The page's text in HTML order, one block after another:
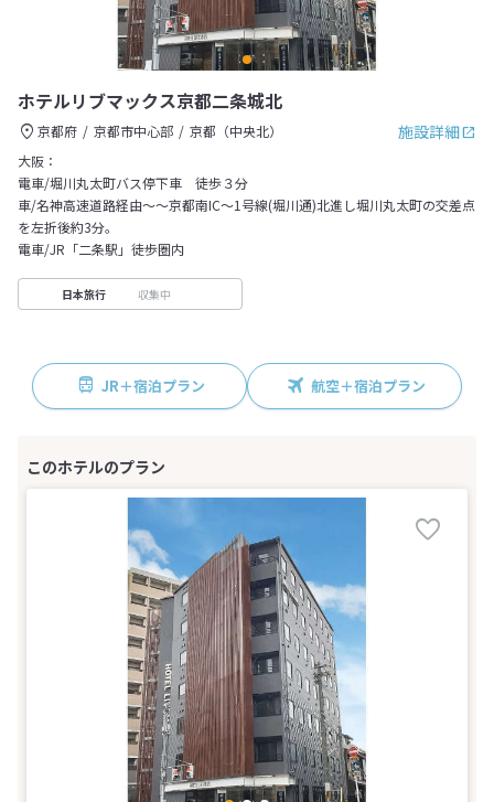
ホテルリブマックス京都二条城北
施設詳細
京都府 京都市中心部
京都（中央北）
大阪：
電車/堀川丸太町バス停下車 徒歩３分
車/名神高速道路経由～～京都南IC～1号線(堀川通)北進し堀川丸太町の交差点
を左折後約3分。
電車/JR「二条駅」徒歩圏内
日本旅行 収集中
JR＋宿泊プラン 航空＋宿泊プラン